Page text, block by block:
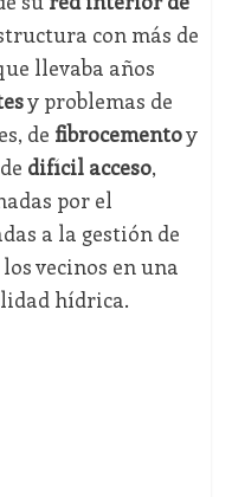
con más de
llevaba años
y problemas de
de fibrocementoy
difícil acceso,
por el
a la gestión de
vecinos en una
hídrica.